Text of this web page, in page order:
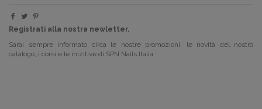
Registrati alla nostra newletter.
Sarai sempre informato circa le nostre promozioni, le novità del nostro
catalogo, i corsi e le inizitive di SPN Nails Italia.